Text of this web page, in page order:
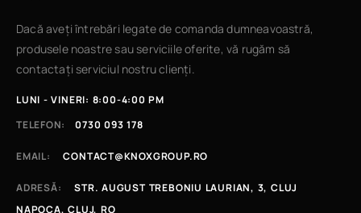
Dacă aveți întrebări legate de comanda dumneavoastră,
produsele noastre sau serviciile oferite, vă rugăm să
contactați serviciul nostru clienți.
LUNI - VINERI: 8:00-4:00 PM
TELEFON:
0730 093 178
EMAIL: CONTACT@KNOXGROUP.RO
ADRESĂ:
STR. AUGUST TREBONIU LAURIAN, 3, CLUJ
NAPOCA, CLUJ, RO